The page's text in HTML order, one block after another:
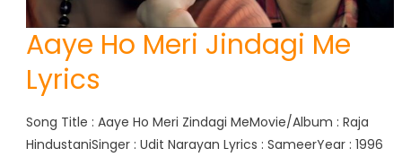
Aaye Ho Meri Jindagi Me
Lyrics
Song Title : Aaye Ho Meri Zindagi MeMovie/Album : Raja
HindustaniSinger : Udit Narayan Lyrics : SameerYear : 1996